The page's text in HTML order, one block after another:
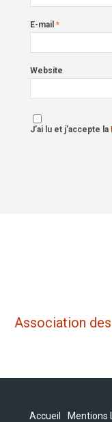
E-mail *
Website
J’ai lu et j’accepte la
Association
Accueil Mentions